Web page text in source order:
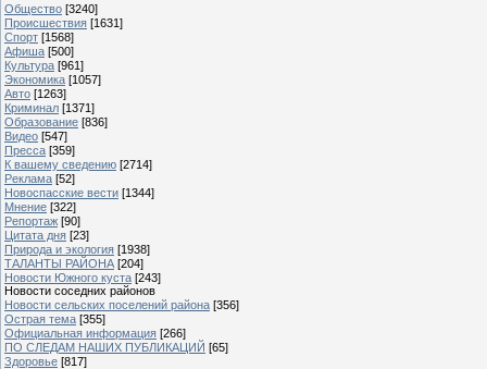
Общество [3240]
Происшествия [1631]
Спорт [1568]
Афиша [500]
Культура [961]
Экономика [1057]
Авто [1263]
Криминал [1371]
Образование [836]
Видео [547]
Пресса [359]
К вашему сведению [2714]
Реклама [52]
Новоспасские вести [1344]
Мнение [322]
Репортаж [90]
Цитата дня [23]
Природа и экология [1938]
ТАЛАНТЫ РАЙОНА [204]
Новости Южного куста [243]
Новости соседних районов
Новости сельских поселений района [356]
Острая тема [355]
Официальная информация [266]
ПО СЛЕДАМ НАШИХ ПУБЛИКАЦИЙ [65]
Здоровье [817]